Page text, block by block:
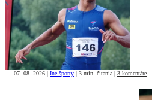
07. 08. 2026 | Iné športy | 3 min. čítania | 3 komentáre